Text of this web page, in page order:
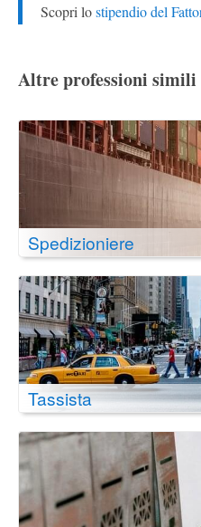
Scopri lostipendio del
Altre professioni simili
Spedizioniere
Tassista